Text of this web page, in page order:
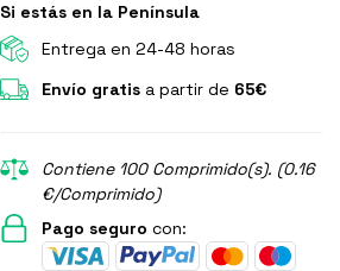
Si estás en la Península
Entrega en 24-48 horas
Envío gratis a partir de 65€
Contiene 100 Comprimido(s). (0.16
€/Comprimido)
Pago seguro con: